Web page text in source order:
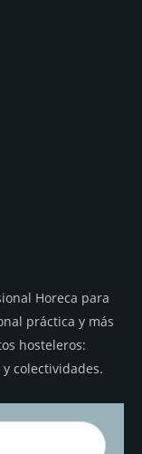
Horeca para
práctica y más
hosteleros:
colectividades.